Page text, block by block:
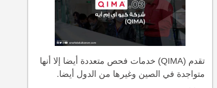
تقدم (QIMA) خدمات فحص متعددة أيضا إلا أنها
متواجدة في الصين وغيرها من الدول أيضا.